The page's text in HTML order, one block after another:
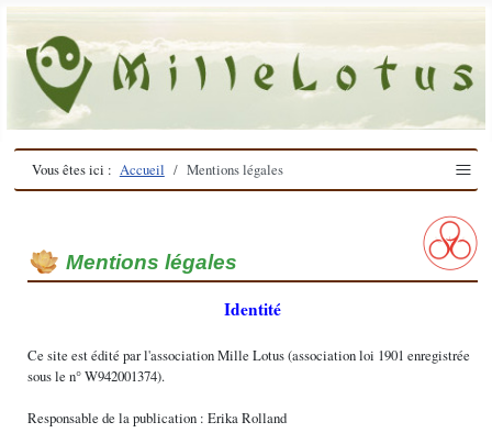
Vous êtes ici : Accueil Mentions légales ≡
Mentions légales
Identité
Ce site est édité par l'association Mille Lotus (association loi 1901 enregistrée
sous le n° W942001374).
Responsable de la publication : Erika Rolland